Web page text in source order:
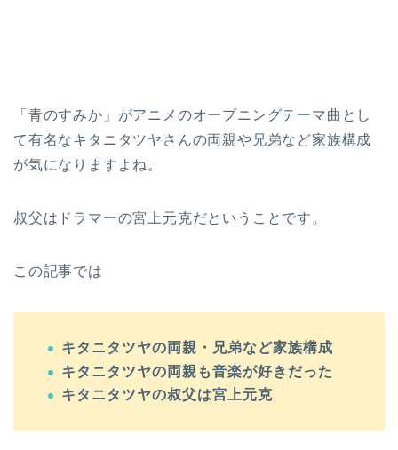
「青のすみか」がアニメのオープニングテーマ曲とし
て有名なキタニタツヤさんの両親や兄弟など家族構成
が気になりますよね。
叔父はドラマーの宮上元克だということです。
この記事では
キタニタツヤの両親・兄弟など家族構成
キタニタツヤの両親も音楽が好きだった
キタニタツヤの叔父は宮上元克